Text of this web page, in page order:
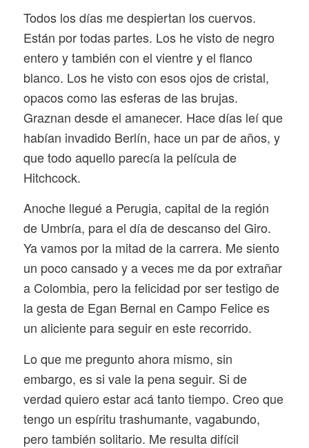
Todos los días me despiertan los cuervos.
Están por todas partes. Los he visto de negro
entero y también con el vientre y el flanco
blanco. Los he visto con esos ojos de cristal,
opacos como las esferas de las brujas.
Graznan desde el amanecer. Hace días leí que
habían invadido Berlín, hace un par de años, y
que todo aquello parecía la película de
Hitchcock.
Anoche llegué a Perugia, capital de la región
de Umbría, para el día de descanso del Giro.
Ya vamos por la mitad de la carrera. Me siento
un poco cansado y a veces me da por extrañar
a Colombia, pero la felicidad por ser testigo de
la gesta de Egan Bernal en Campo Felice es
un aliciente para seguir en este recorrido.
Lo que me pregunto ahora mismo, sin
embargo, es si vale la pena seguir. Si de
verdad quiero estar acá tanto tiempo. Creo que
tengo un espíritu trashumante, vagabundo,
pero también solitario. Me resulta difícil